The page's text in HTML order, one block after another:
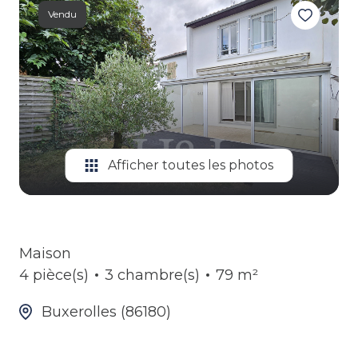
CRÉER
VOTRE
ALERTE
GESTION
LOCATIVE
Vendu
Afficher toutes les photos
Maison
4 pièce(s)
3 chambre(s) 79 m²
Buxerolles (86180)